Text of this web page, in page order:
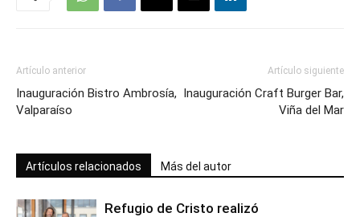
Artículo anterior
Inauguración Bistro Ambrosía,
Valparaíso
Artículo siguiente
Inauguración Craft Burger Bar,
Viña del Mar
Artículos relacionados Más del autor
Refugio de Cristo realizó